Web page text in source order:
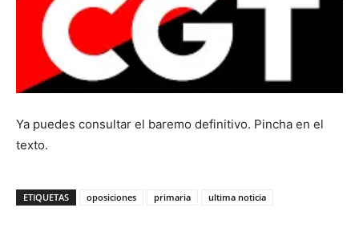
Ya puedes consultar el baremo definitivo. Pincha en el
texto.
ETIQUETAS oposiciones primaria ultima noticia